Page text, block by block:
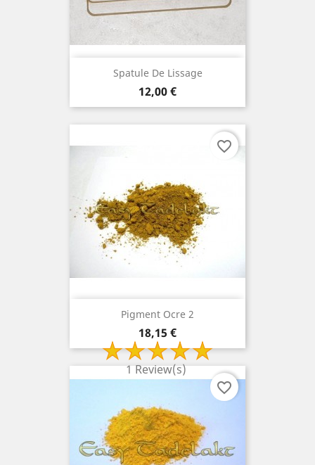
Spatule De Lissage
Prix
12,00 €
Pigment Ocre 2
Prix
18,15 €
1 Review(s)
favorite_border
favorite_border